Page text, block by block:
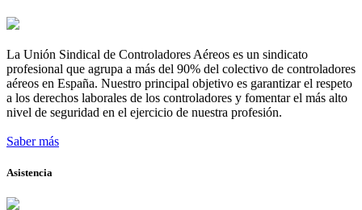
La Unión Sindical de Controladores Aéreos es un sindicato
profesional que agrupa a más del 90% del colectivo de controladores
aéreos en España. Nuestro principal objetivo es garantizar el respeto
a los derechos laborales de los controladores y fomentar el más alto
nivel de seguridad en el ejercicio de nuestra profesión.
Saber más
Asistencia